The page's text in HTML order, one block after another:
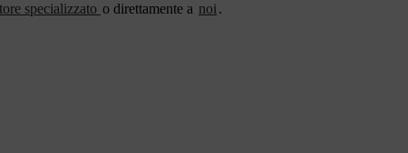
specializzato o direttamente a noi .